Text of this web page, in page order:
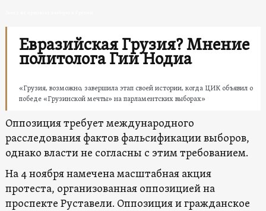
Евразийская Грузия? Мнение
политолога Гии Нодиа
«Грузия, возможно, завершила этап своей истории, когда ЦИК объявил о
победе «Грузинской мечты» на парламентских выборах»
Оппозиция требует международного
расследования фактов фальсификации выборов,
однако власти не согласны с этим требованием.
На 4 ноября намечена масштабная акция
протеста, организованная оппозицией на
проспекте Руставели. Оппозиция и гражданское